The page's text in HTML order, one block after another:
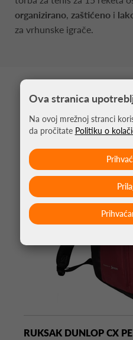
organizirano, zaštićeno i
za vrhunske igrače.
MOŽDA
RUKSAK DUNLOP CX
Ova stranica
Na ovoj mrežnoj stranci
da pročitate Politiku o